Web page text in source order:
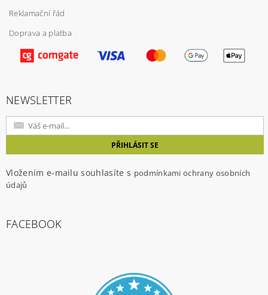
Vložením hodnocení souhlasíte spodmínkami
ochrany osobních údajů
Reklamační řád
Doprava a platba
NEWSLETTER
Vložením e-mailu souhlasíte s podmínkami ochrany osobních
údajů
FACEBOOK